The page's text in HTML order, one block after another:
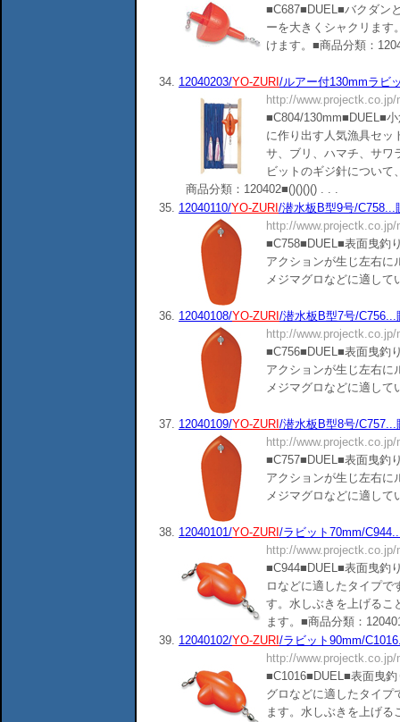
■C687■DUEL■バクダン
ーを大きくシャクリます
けます。■商品分類：
34. 12040203/YO-ZURI /ルアー付130mmラビ
http://
■C804/130mm■DUEL■
に作り出す人気漁具セッ
サ、ブリ、ハマチ、サワ
ビットのギジ針について
商品分類：120402■()()()() . . .
35. 12040110/YO-ZURI /潜水板B型9号/C758...
http://
■C758■DUEL■表面曳釣
アクションが生じ左右に
メジマグロなどに適して
36. 12040108/YO-ZURI /潜水板B型7号/C756...
http://
■C756■DUEL■表面曳釣
アクションが生じ左右に
メジマグロなどに適して
37. 12040109/YO-ZURI /潜水板B型8号/C757...
http://
■C757■DUEL■表面曳釣
アクションが生じ左右に
メジマグロなどに適して
38. 12040101/YO-ZURI /ラビット70mm/
http://
■C944■DUEL■表面曳釣
ロなどに適したタイプで
す。水しぶきを上げるこ
ます。■商品分類：
39. 12040102/YO-ZURI /ラビット90mm/
http://
■C1016■DUEL■表面曳
グロなどに適したタイプ
ます。水しぶきを上げる